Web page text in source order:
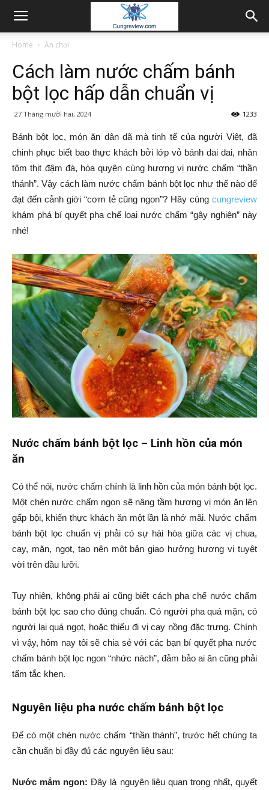
Home Ăn chơi
Cách làm nước chấm bánh
bột lọc hấp dẫn chuẩn vị
27 Tháng mười hai, 2024 1233
Bánh bột lọc, món ăn dân dã mà tinh tế của người Việt, đã
chinh phục biết bao thực khách bởi lớp vỏ bánh dai dai, nhân
tôm thịt đậm đà, hòa quyện cùng hương vị nước chấm “thần
thánh”. Vậy cách làm nước chấm bánh bột lọc như thế nào để
đạt đến cảnh giới “cơm tẻ cũng ngon”? Hãy cùng cungreview
khám phá bí quyết pha chế loại nước chấm “gây nghiện” này
nhé!
Nước chấm bánh bột lọc – Linh hồn của món
ăn
Có thể nói, nước chấm chính là linh hồn của món bánh bột lọc.
Một chén nước chấm ngon sẽ nâng tầm hương vị món ăn lên
gấp bội, khiến thực khách ăn một lần là nhớ mãi. Nước chấm
bánh bột lọc chuẩn vị phải có sự hài hòa giữa các vị chua,
cay, mặn, ngọt, tạo nên một bản giao hưởng hương vị tuyệt
vời trên đầu lưỡi.
Tuy nhiên, không phải ai cũng biết cách pha chế nước chấm
bánh bột lọc sao cho đúng chuẩn. Có người pha quá mặn, có
người lại quá ngọt, hoặc thiếu đi vị cay nồng đặc trưng. Chính
vì vậy, hôm nay tôi sẽ chia sẻ với các bạn bí quyết pha nước
chấm bánh bột lọc ngon “nhức nách”, đảm bảo ai ăn cũng phải
tấm tắc khen.
Nguyên liệu pha nước chấm bánh bột lọc
Để có một chén nước chấm “thần thánh”, trước hết chúng ta
cần chuẩn bị đầy đủ các nguyên liệu sau:
Nước mắm ngon: Đây là nguyên liệu quan trọng nhất, quyết